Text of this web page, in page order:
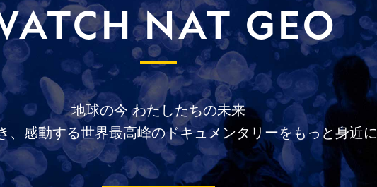
NAT GEO
地球の今わたしたちの未来
、 感動する世界最高峰のドキュメンタリーをもっと身近に